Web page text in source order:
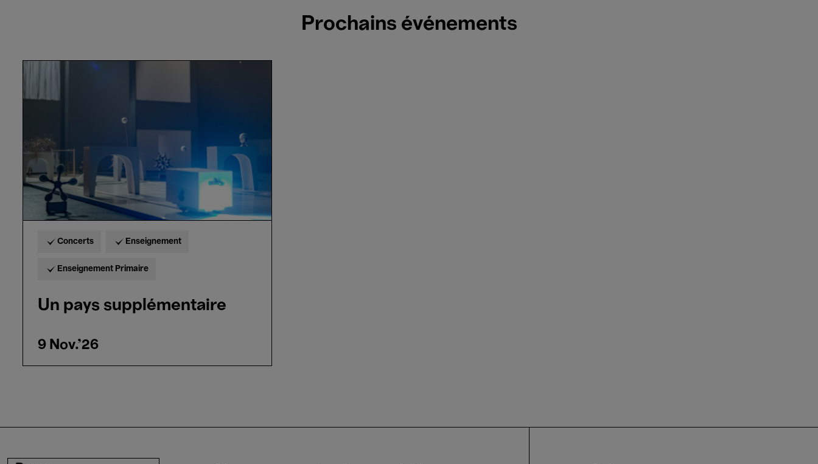
Prochains événements
Concerts Enseignement
Enseignement Primaire
Un pays supplémentaire
9 Nov.'26